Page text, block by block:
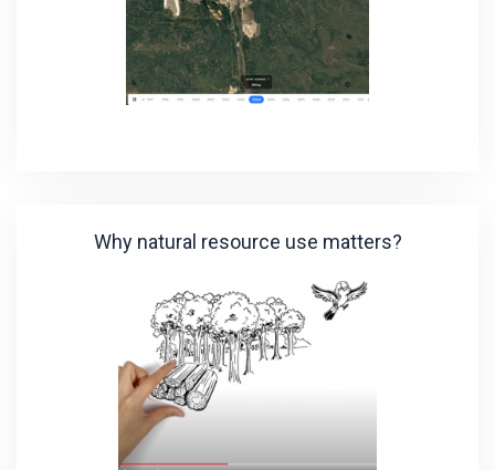
Why natural resource use matters?